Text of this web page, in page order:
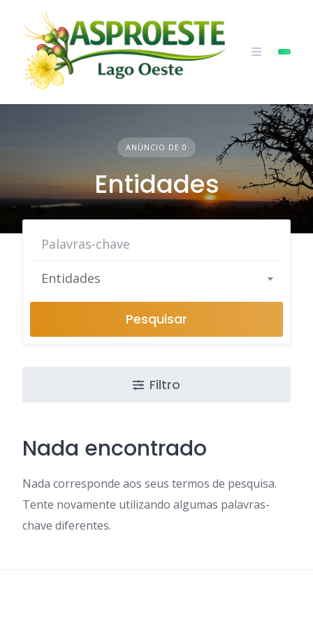
content
ANÚNCIO DE 0
Entidades
Entidades
Pesquisar
Filtro
Nada encontrado
Nada corresponde aos seus termos de pesquisa.
Tente novamente utilizando algumas palavras-
chave diferentes.